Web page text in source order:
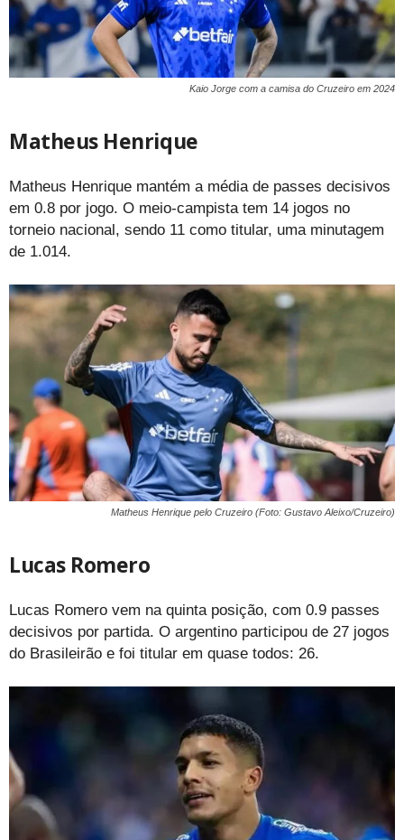
Kaio Jorge com a camisa do Cruzeiro em 2024
Matheus Henrique
Matheus Henrique mantém a média de passes decisivos
em 0.8 por jogo. O meio-campista tem 14 jogos no
torneio nacional, sendo 11 como titular, uma minutagem
de 1.014.
Matheus Henrique pelo Cruzeiro (Foto: Gustavo Aleixo/Cruzeiro)
Lucas Romero
Lucas Romero vem na quinta posição, com 0.9 passes
decisivos por partida. O argentino participou de 27 jogos
do Brasileirão e foi titular em quase todos: 26.